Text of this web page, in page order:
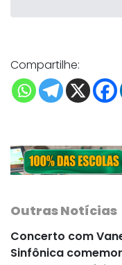
Compartilhe:
Outras Notícias
Concerto com
Sinfônica